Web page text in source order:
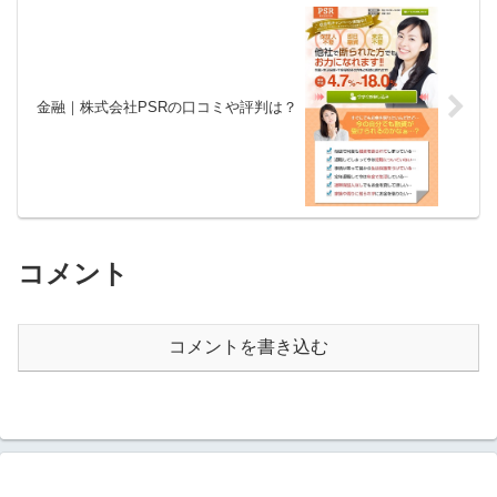
金融｜株式会社PSRの口コミや評判は？
コメント
コメントを書き込む